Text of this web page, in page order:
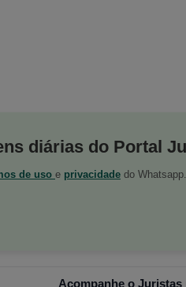
diárias do Portal
de uso e privacidade do Whatsapp.
Acompanhe o Juristas